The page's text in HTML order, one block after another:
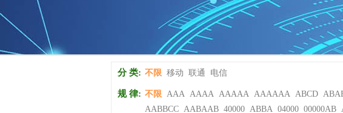
分 类: 不限 移动 联通 电信
规 律: 不限 AAA AAAA AAAAA AAAAAA ABCD
AABBCC AABAAB 40000 ABBA 04000 00000AB